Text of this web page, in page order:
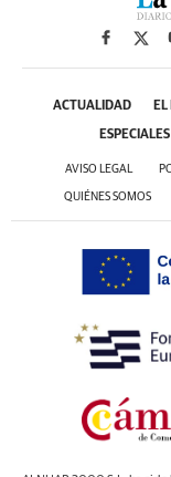
ACTUALIDAD EL
ESPECIALES
AVISO LEGAL
QUIÉNES SOMOS